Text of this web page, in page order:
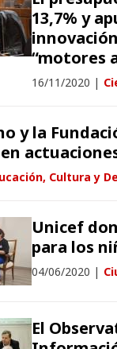
13,7% y
“motores
16/11/2020 |
y la
Cultura y
Unicef
para los
04/06/2020 |
El